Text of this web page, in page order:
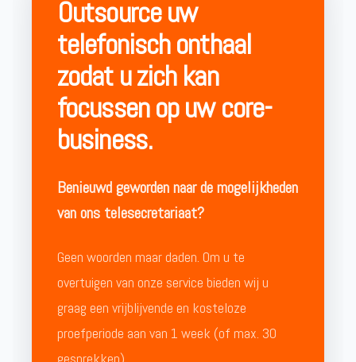
Outsource uw
telefonisch onthaal
zodat u zich kan
focussen op uw core-
business.
Benieuwd geworden naar de mogelijkheden
van ons telesecretariaat?
Geen woorden maar daden. Om u te
overtuigen van onze service bieden wij u
graag een vrijblijvende en kosteloze
proefperiode aan van 1 week (of max. 30